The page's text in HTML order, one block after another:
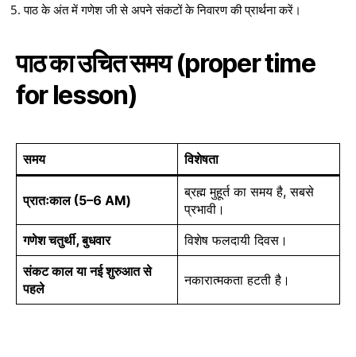
पाठ के अंत में गणेश जी से अपने संकटों के निवारण की प्रार्थना करें।
पाठ का उचित समय(proper time
for lesson)
समय विशेषता
प्रातःकाल (5–6 AM)
ब्रह्म मुहूर्त का समय है, सबसे
प्रभावी।
गणेश चतुर्थी, बुधवार
विशेष फलदायी दिवस।
संकट काल या नई शुरुआत से
पहले
नकारात्मकता हटती है।